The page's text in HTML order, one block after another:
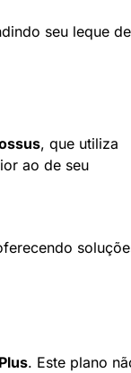
seu leque de
, que utiliza
ao de seu
. Este plano